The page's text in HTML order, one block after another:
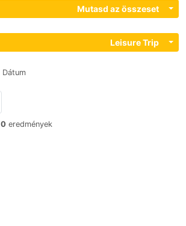
Mutasd az összeset
Leisure Trip
Dátum
0 eredmények